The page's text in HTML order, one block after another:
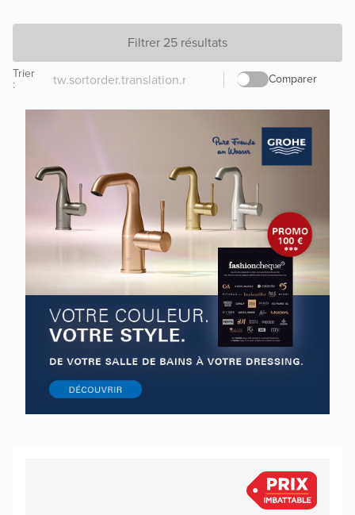
Filtrer 25 résultats
Comparer
Trier
: